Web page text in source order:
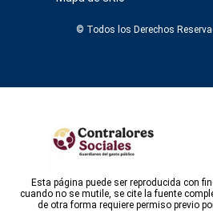
© Todos los Derechos
Esta página puede ser reproducida con
cuando no se mutile, se cite la fuente
de otra forma requiere permiso previo